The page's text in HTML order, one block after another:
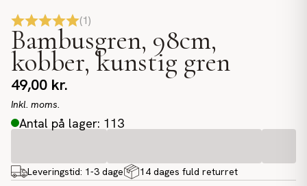
(1)
Bambusgren, 98cm,
kobber, kunstig gren
49,00 kr.
Inkl. moms.
Antal på lager: 113
Leveringstid: 1-3 dage 14 dages fuld returret